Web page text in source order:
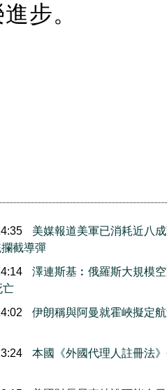
步。
美媒報道美軍已消耗近八
截導彈
澤連斯基︰俄羅斯大規模
亡
伊朗稱與阿曼就霍峽擬定
本國《外國代理人註冊法